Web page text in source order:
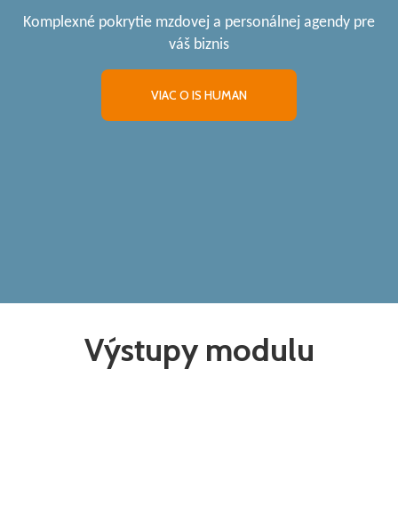
Komplexné pokrytie mzdovej a personálnej agendy pre
váš biznis
VIAC O IS HUMAN
Výstupy modulu